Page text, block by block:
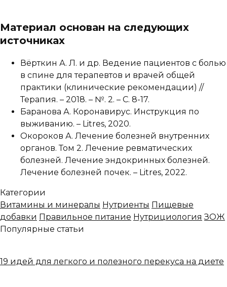
Материал основан на следующих
источниках
Вёрткин А. Л. и др. Ведение пациентов с болью
в спине для терапевтов и врачей общей
практики (клинические рекомендации) //
Терапия. – 2018. – №. 2. – С. 8-17.
Баранова А. Коронавирус. Инструкция по
выживанию. – Litres, 2020.
Окороков А. Лечение болезней внутренних
органов. Том 2. Лечение ревматических
болезней. Лечение эндокринных болезней.
Лечение болезней почек. – Litres, 2022.
Категории
Витамины и минералы Нутриенты Пищевые
добавки Правильное питание Нутрициология ЗОЖ
Популярные статьи
19 идей для легкого и полезного перекуса на диете